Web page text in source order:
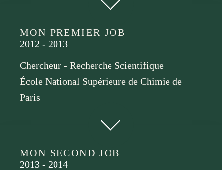
MON PREMIER JOB
2012 - 2013
Chercheur - Recherche Scientifique
École National Supérieure de Chimie de
Paris
MON SECOND JOB
2013 - 2014